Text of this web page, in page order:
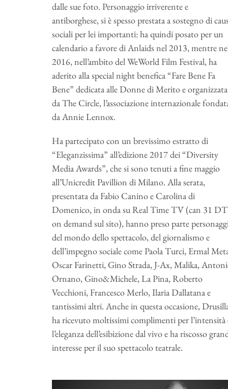
dalle sue foto. Personaggio irriverente e
antiborghese, si è spesso prestata a sostegno di
sociali per lei importanti: ha quindi posato per un
calendario a favore di Anlaids nel 2013, mentre
2016, nell’ambito del WeWorld Film Festival, ha
aderito alla special night benefica “Fare Bene Fa
Bene” dedicata alle Donne di Merito e organizzata
da The Circle, l’associazione internazionale
da Annie Lennox.
Ha partecipato con un brevissimo estratto di
“Eleganzissima” all’edizione 2017 dei “Diversity
Media Awards”, che si sono tenuti a fine maggio
all’Unicredit Pavillion di Milano. Alla serata,
presentata da Fabio Canino e Carolina di
Domenico, in onda su Real Time TV (can 31
on demand sul sito), hanno preso parte
del mondo dello spettacolo, del giornalismo e
dell’impegno sociale come Paola Turci, Ermal
Oscar Farinetti, Gino Strada, J-Ax, Malika,
Ornano, Gino&Michele, La Pina, Roberto
Vecchioni, Francesco Merlo, Ilaria Dallatana e
tantissimi altri. Anche in questa occasione,
ha ricevuto moltissimi complimenti per l’intensità
l’eleganza dell’esibizione dal vivo e ha riscosso
interesse per il suo spettacolo teatrale.